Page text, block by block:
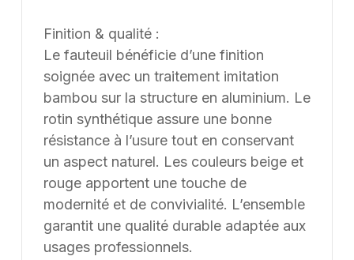
Finition & qualité :
Le fauteuil bénéficie d’une finition
soignée avec un traitement imitation
bambou sur la structure en aluminium. Le
rotin synthétique assure une bonne
résistance à l’usure tout en conservant
un aspect naturel. Les couleurs beige et
rouge apportent une touche de
modernité et de convivialité. L’ensemble
garantit une qualité durable adaptée aux
usages professionnels.